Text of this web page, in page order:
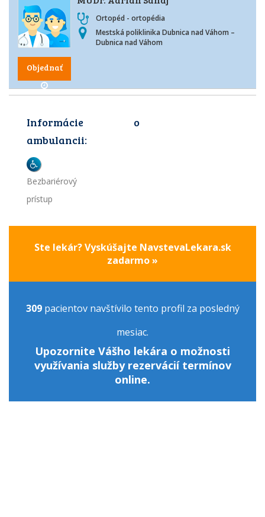
Objednať
Ortopéd - ortopédia
Mestská poliklinika Dubnica nad Váhom –
Dubnica nad Váhom
Informácie o
ambulancii:
Bezbariérový
prístup
Ste lekár? Vyskúšajte NavstevaLekara.sk
zadarmo »
309pacientov navštívilo tento profil za posledný
mesiac.
Upozornite Vášho lekára o možnosti
využívania služby rezervácií termínov
online.